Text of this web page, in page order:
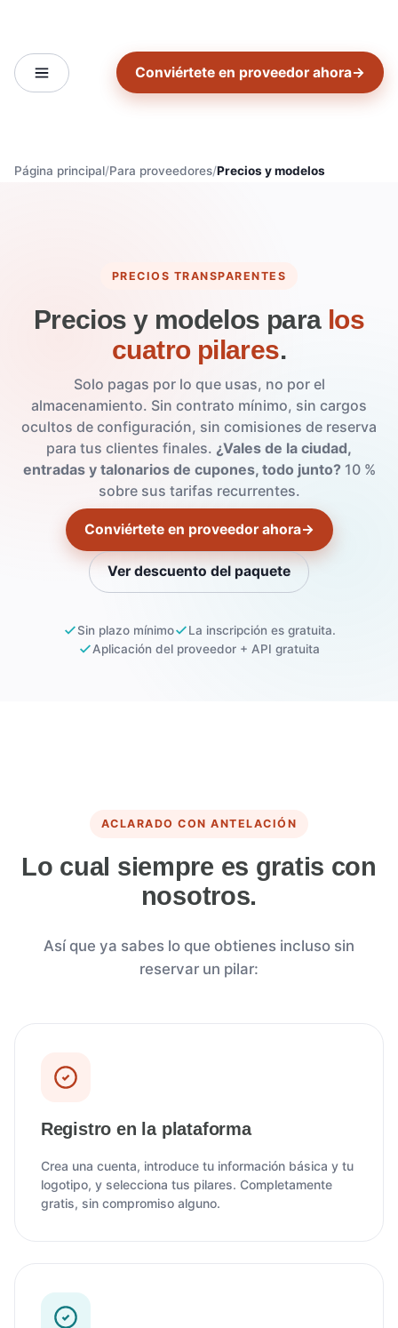
Conviértete en proveedor ahora→
Página principal Para proveedores Precios y modelos
PRECIOS TRANSPARENTES
Precios y modelos para los
cuatro pilares.
Solo pagas por lo que usas, no por el
almacenamiento. Sin contrato mínimo, sin cargos
ocultos de configuración, sin comisiones de reserva
para tus clientes finales. ¿Vales de la ciudad,
entradas y talonarios de cupones, todo junto?10 %
sobre sus tarifas recurrentes.
Conviértete en proveedor ahora→
Ver descuento del paquete
Sin plazo mínimo
La inscripción es gratuita.
Aplicación del proveedor + API gratuita
ACLARADO CON ANTELACIÓN
Lo cual siempre es gratis con
nosotros.
Así que ya sabes lo que obtienes incluso sin
reservar un pilar:
Registro en la plataforma
Crea una cuenta, introduce tu información básica y tu
logotipo, y selecciona tus pilares. Completamente
gratis, sin compromiso alguno.